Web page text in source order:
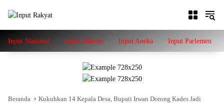
Input Nasional Input Hukrim Input Aneka Input Parlemen
Beranda
Kukuhkan 14 Kepala Desa, Bupati Irwan Dorong Kades Jadi